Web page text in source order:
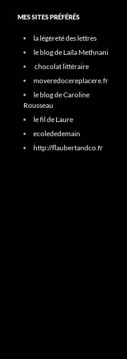
MES SITES PRÉFÉRÉS
la légèreté des lettres
le blog de Laïla Methnani
chocolat littéraire
moveredocereplacere.fr
le blog de Caroline
Rousseau
le fil de Laure
ecolededemain
http://flaubertandco.fr